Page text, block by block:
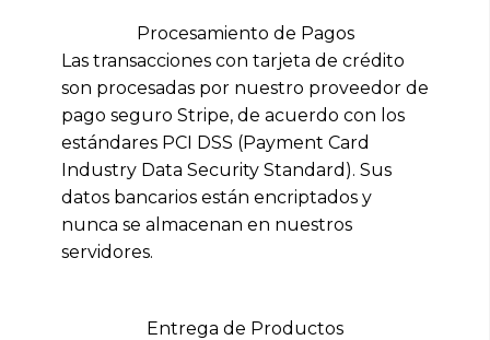
Procesamiento de Pagos
Las transacciones con tarjeta de crédito
son procesadas por nuestro proveedor de
pago seguro Stripe, de acuerdo con los
estándares PCI DSS (Payment Card
Industry Data Security Standard). Sus
datos bancarios están encriptados y
nunca se almacenan en nuestros
servidores.
Entrega de Productos